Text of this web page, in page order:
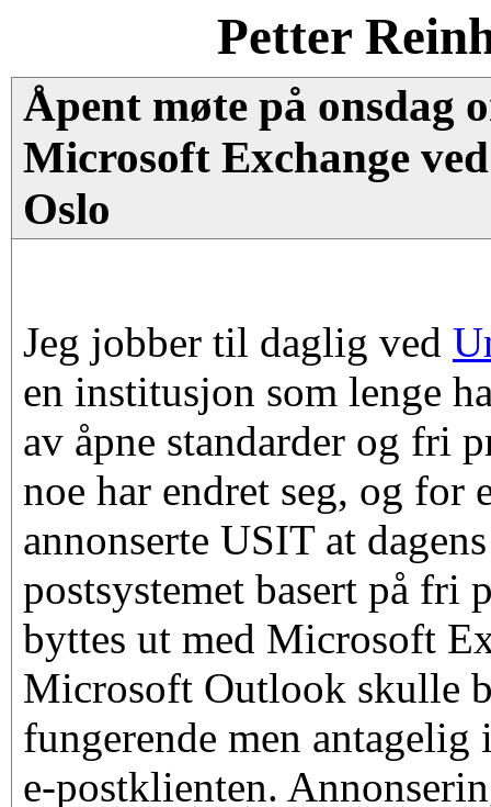
Petter
Åpent møte på onsdag
Microsoft Exchange
Oslo
Jeg jobber til daglig ved
en institusjon som lenge
av åpne standarder og fri
noe har endret seg, og for
annonserte USIT at
postsystemet basert på fri
byttes ut med Microsoft
Microsoft Outlook skulle
fungerende men antagelig
e-postklienten.